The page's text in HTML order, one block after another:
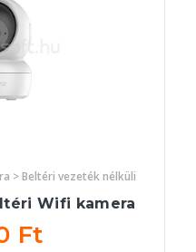
> Beltéri vezeték nélküli
Wifi kamera
Ft